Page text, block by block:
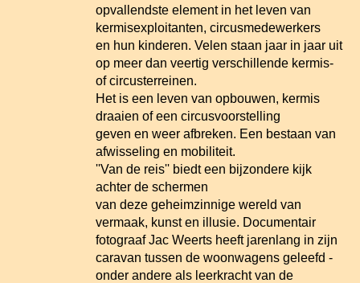
opvallendste element in het leven van
kermisexploitanten, circusmedewerkers
en hun kinderen. Velen staan jaar in jaar uit
op meer dan veertig verschillende kermis-
of circusterreinen.
Het is een leven van opbouwen, kermis
draaien of een circusvoorstelling
geven en weer afbreken. Een bestaan van
afwisseling en mobiliteit.
''Van de reis'' biedt een bijzondere kijk
achter de schermen
van deze geheimzinnige wereld van
vermaak, kunst en illusie. Documentair
fotograaf Jac Weerts heeft jarenlang in zijn
caravan tussen de woonwagens geleefd -
onder andere als leerkracht van de